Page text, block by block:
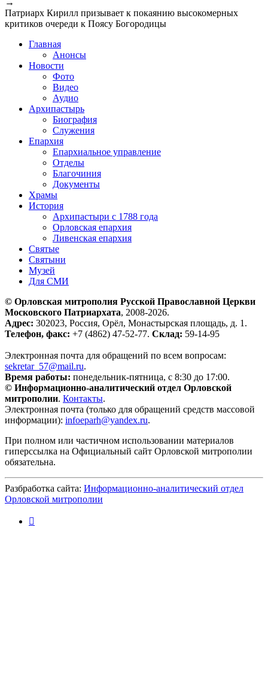
Патриарх Кирилл призывает к покаянию высокомерных
критиков очереди к Поясу Богородицы
Главная
Анонсы
Новости
Фото
Видео
Аудио
Архипастырь
Биография
Служения
Епархия
Епархиальное управление
Отделы
Благочиния
Документы
Храмы
История
Архипастыри с 1788 года
Орловская епархия
Ливенская епархия
Святые
Святыни
Музей
Для СМИ
© Орловская митрополия Русской Православной Церкви
Московского Патриархата, 2008-2026.
Адрес: 302023, Россия, Орёл, Монастырская площадь, д. 1.
Телефон, факс: +7 (4862) 47-52-77. Склад: 59-14-95
Электронная почта для обращений по всем вопросам:
sekretar_57@mail.ru.
Время работы: понедельник-пятница, с 8:30 до 17:00.
© Информационно-аналитический отдел Орловской
митрополии. Контакты.
Электронная почта (только для обращений средств массовой
информации): infoeparh@yandex.ru.
При полном или частичном использовании материалов
гиперссылка на Официальный сайт Орловской митрополии
обязательна.
Разбработка сайта: Информационно-аналитический отдел
Орловской митрополии